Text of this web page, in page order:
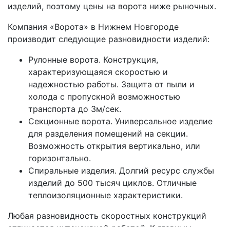
изделий, поэтому цены на ворота ниже рыночных.
Компания «Ворота» в Нижнем Новгороде
производит следующие разновидности изделий:
Рулонные ворота. Конструкция,
характеризующаяся скоростью и
надежностью работы. Защита от пыли и
холода с пропускной возможностью
транспорта до 3м/сек.
Секционные ворота. Универсальное изделие
для разделения помещений на секции.
Возможность открытия вертикально, или
горизонтально.
Спиральные изделия. Долгий ресурс службы
изделий до 500 тысяч циклов. Отличные
теплоизоляционные характеристики.
Любая разновидность скоростных конструкций